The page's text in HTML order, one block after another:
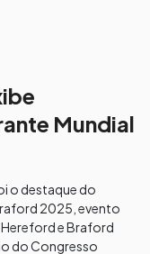
Mundial
o destaque do
2025, evento
e Braford
do Congresso